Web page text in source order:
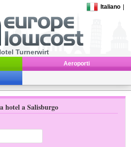
Italiano
Turnerwirt
Aeroporti
hotel a Salisburgo